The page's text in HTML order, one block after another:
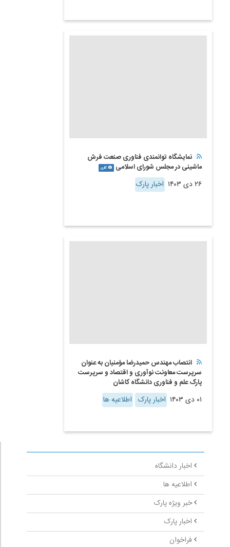
نمایشگاه توانمندی فناوری صنعت فرش
ماشینی در مجلس شورای اسلامی
گالری
۲۶ دی ۱۴۰۳ اخبار پارک
انتصاب مهندس حمیدرضا مؤمنیان به عنوان
سرپرست معاونت نوآوری و اقتصاد و سرپرست
پارک علم و فناوری دانشگاه کاشان
۰۱ دی ۱۴۰۳ اخبار پارک اطلاعیه ها
اخبار دانشگاه
اطلاعیه ها
خبر ویژه پارک
اخبار پارک
فراخوان